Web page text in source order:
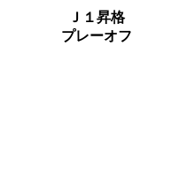
Ｊ１昇格
プレーオフ